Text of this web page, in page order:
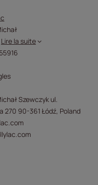
Lire la suite
Szewczyk ul.
270 90-361 Łódź, Poland